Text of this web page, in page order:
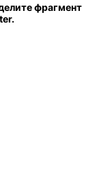
фрагмент